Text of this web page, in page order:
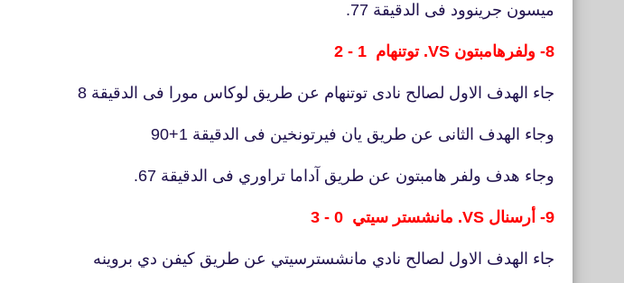
ميسون جرينوود فى الدقيقة 77.
8- ولفرهامبتون VS. توتنهام 1 - 2
جاء الهدف الاول لصالح نادى توتنهام عن طريق لوكاس مورا فى الدقيقة 8
وجاء الهدف الثانى عن طريق يان فيرتونخين فى الدقيقة 1+90
وجاء هدف ولفر هامبتون عن طريق آداما تراوري فى الدقيقة 67.
9- أرسنال VS. مانشستر سيتي 0 - 3
جاء الهدف الاول لصالح نادي مانشسترسيتي عن طريق كيفن دي بروينه